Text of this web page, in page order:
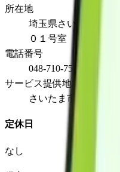
所在地
埼玉県さいたま市南
０１号室
電話番号
048-710-7530
サービス提供地域
さいたま市、蕨市、
定休日
なし